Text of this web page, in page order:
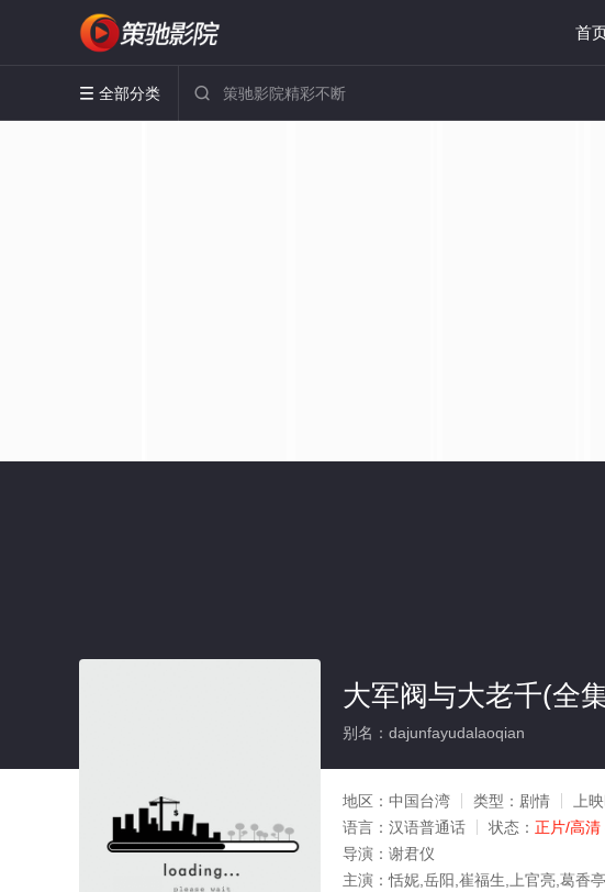
首
 全部分类 
大军阀与大老千(全
别名：dajunfayudalaoqian
地区： 中国台湾 类型： 剧情 上
语言： 汉语普通话 状态： 正片/高清
导演： 谢君仪
主演：恬妮,岳阳,崔福生,上官亮,葛香